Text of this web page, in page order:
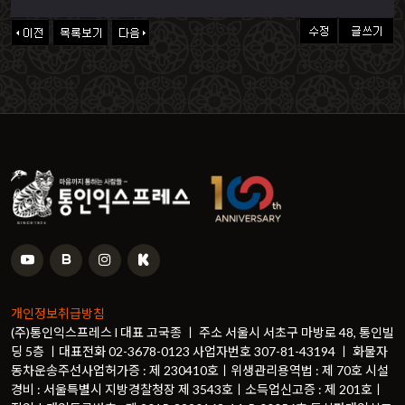
개인정보취급방침
(주)통인익스프레스 l 대표 고국종 ㅣ 주소 서울시 서초구 마방로 48, 통인빌
딩 5층 ㅣ대표전화 02-3678-0123 사업자번호 307-81-43194 ㅣ 화물자
동차운송주선사업허가증 : 제 230410호ㅣ위생관리용역법 : 제 70호 시설
경비 : 서울특별시 지방경찰청장 제 3543호ㅣ소득업신고증 : 제 201호ㅣ